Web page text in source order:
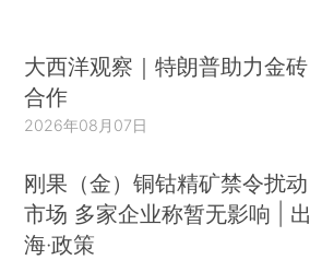
大西洋观察｜特朗普助力金砖
合作
2026年08月07日
刚果（金）铜钴精矿禁令扰动
市场 多家企业称暂无影响 | 出
海·政策